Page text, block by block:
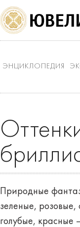
ЭНЦИКЛОПЕДИЯ
Природные
зеленые,
голубые,